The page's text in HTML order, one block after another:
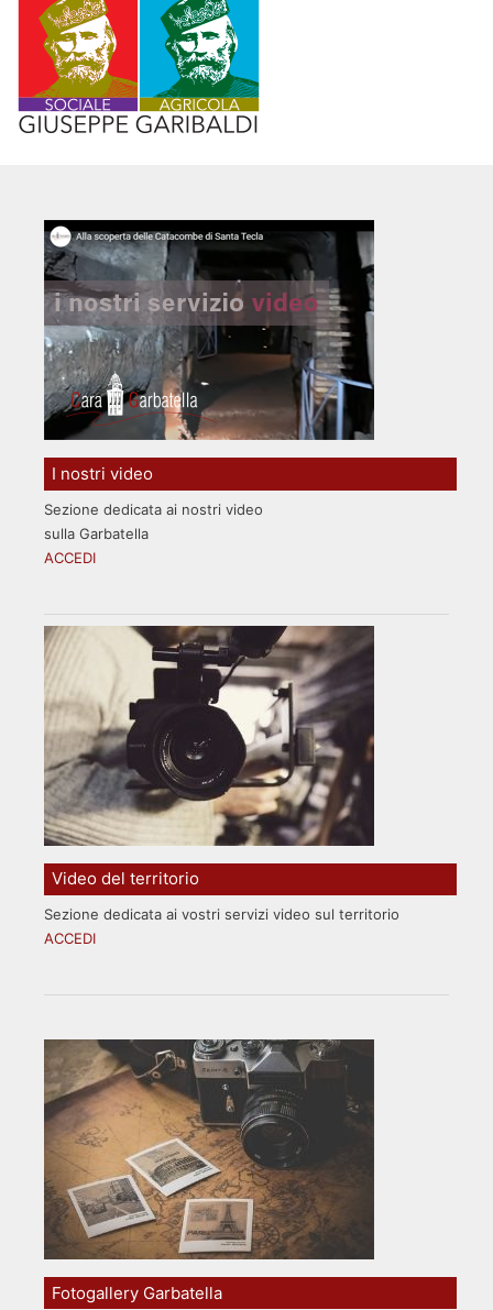
I nostri video
Sezione dedicata ai nostri video
sulla Garbatella
ACCEDI
Video del territorio
Sezione dedicata ai vostri servizi video sul territorio
ACCEDI
Fotogallery Garbatella